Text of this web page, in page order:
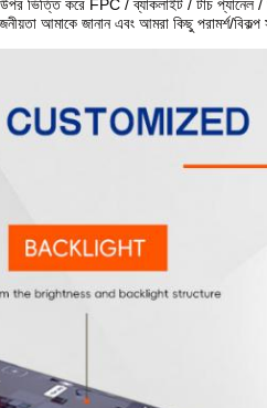
ভিত্তি করে FPC / ব্যাকলাইট / টাচ প্যানেল /
আমাকে জানান এবং আমরা কিছু পরামর্শ/